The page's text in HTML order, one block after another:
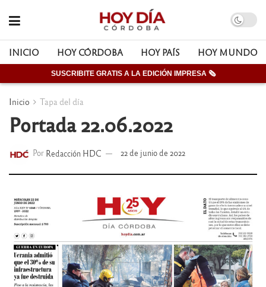
INICIO HOY CÓRDOBA HOY PAÍS HOY MUNDO
SUSCRIBITE GRATIS A LA EDICIÓN IMPRESA 🗞
Inicio Tapa del día
Portada 22.06.2022
Por Redacción HDC 22 de junio de 2022